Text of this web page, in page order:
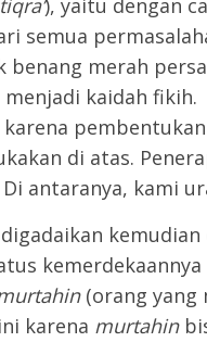
), yaitu dengan
semua
merah
menjadi kaidah
di atas.
antaranya, kami
(orang yang
karena murtahin